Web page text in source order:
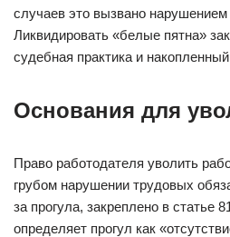
случаев это вызвано
Ликвидировать «белые пятна»
судебная практика и
Основания для
Право работодателя уволить
грубом нарушении трудовых
за прогула, закреплено в статье
определяет прогул как